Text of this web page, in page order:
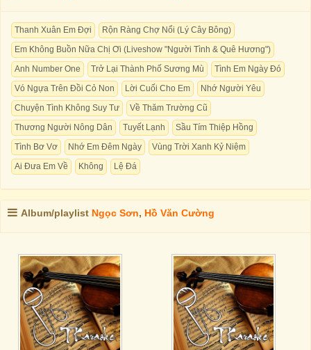
Thanh Xuân Em Đợi
Rộn Ràng Chợ Nổi (Lý Cây Bông)
Em Không Buồn Nữa Chị Ơi (Liveshow "Người Tình & Quê Hương")
Anh Number One
Trở Lại Thành Phố Sương Mù
Tình Em Ngày Đó
Vó Ngựa Trên Đồi Cỏ Non
Lời Cuối Cho Em
Nhớ Người Yêu
Chuyện Tình Không Suy Tư
Về Thăm Trường Cũ
Thương Người Nông Dân
Tuyết Lạnh
Sầu Tím Thiệp Hồng
Tình Bơ Vơ
Nhớ Em Đêm Ngày
Vùng Trời Xanh Kỷ Niệm
Ai Đưa Em Về
Không Lệ Đá
Album/playlist Ngọc Sơn, Hồ Văn Cường